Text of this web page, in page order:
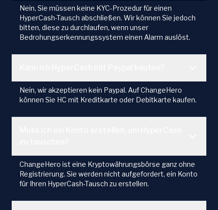
Nein, Sie müssen keine KYC-Prozedur für einen
HyperCash-Tausch abschließen. Wir können Sie jedoch
bitten, diese zu durchlaufen, wenn unser
Bedrohungserkennungssystem einen Alarm auslöst.
Nein, wir akzeptieren kein Paypal. Auf ChangeHero
können Sie HC mit Kreditkarte oder Debitkarte kaufen.
ChangeHero ist eine Kryptowährungsbörse ganz ohne
Registrierung. Sie werden nicht aufgefordert, ein Konto
für Ihren HyperCash-Tausch zu erstellen.